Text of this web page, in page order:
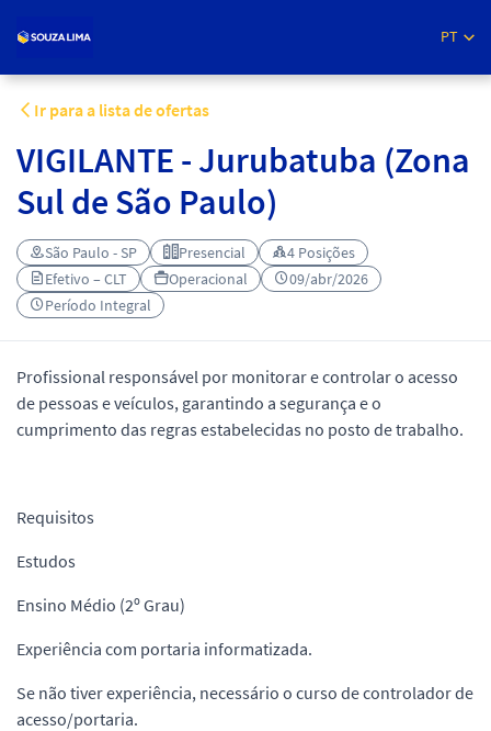
PT
Ir para a lista de ofertas
VIGILANTE - Jurubatuba (Zona
Sul de São Paulo)
São Paulo - SP Presencial
4 Posições
Efetivo – CLT
Operacional
09/abr/2026
Período Integral
Profissional responsável por monitorar e controlar o acesso
de pessoas e veículos, garantindo a segurança e o
cumprimento das regras estabelecidas no posto de trabalho.
Requisitos
Estudos
Ensino Médio (2º Grau)
Experiência com portaria informatizada.
Se não tiver experiência, necessário o curso de controlador de
acesso/portaria.